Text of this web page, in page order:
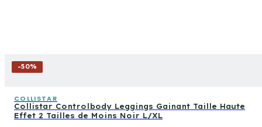
-50%
COLLISTAR
Collistar Controlbody Leggings Gainant Taille Haute
Effet 2 Tailles de Moins Noir L/XL